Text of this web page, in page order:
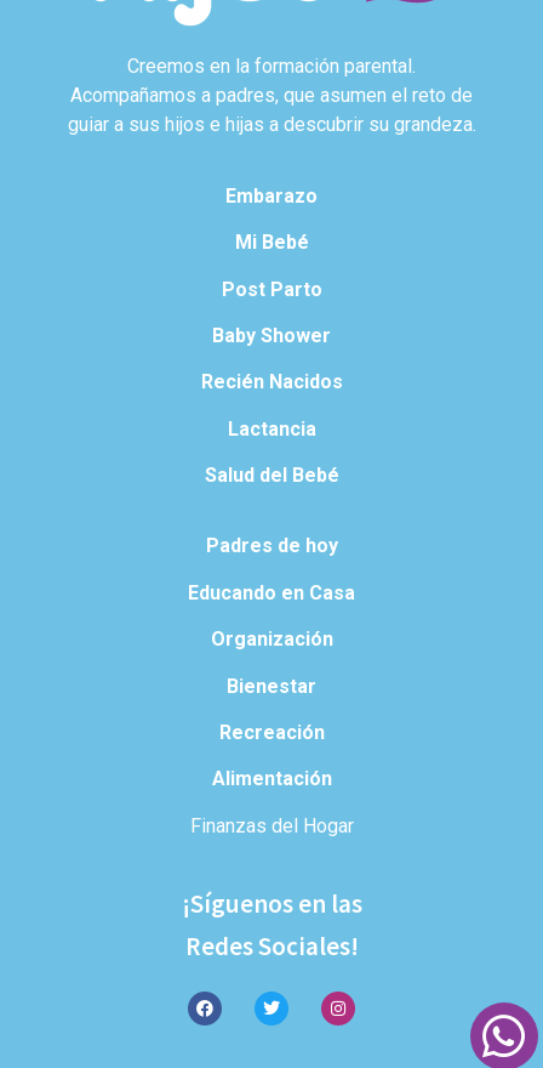
Creemos en la formación parental.
Acompañamos a padres, que asumen el reto de
guiar a sus hijos e hijas a descubrir su grandeza.
Embarazo
Mi Bebé
Post Parto
Baby Shower
Recién Nacidos
Lactancia
Salud del Bebé
Padres de hoy
Educando en Casa
Organización
Bienestar
Recreación
Alimentación
Finanzas del Hogar
¡Síguenos en las
Redes Sociales!